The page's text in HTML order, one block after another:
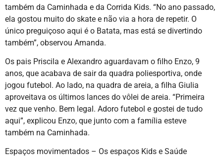
também da Caminhada e da Corrida Kids. “No ano passado,
ela gostou muito do skate e não via a hora de repetir. O
único preguiçoso aqui é o Batata, mas está se divertindo
também”, observou Amanda.
Os pais Priscila e Alexandro aguardavam o filho Enzo, 9
anos, que acabava de sair da quadra poliesportiva, onde
jogou futebol. Ao lado, na quadra de areia, a filha Giulia
aproveitava os últimos lances do vôlei de areia. “Primeira
vez que venho. Bem legal. Adoro futebol e gostei de tudo
aqui”, explicou Enzo, que junto com a família esteve
também na Caminhada.
Espaços movimentados – Os espaços Kids e Saúde